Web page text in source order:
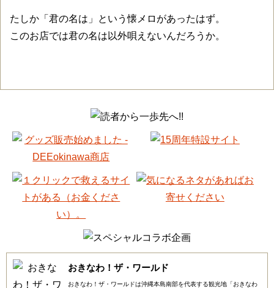
たしか「君の名は」という懐メロがあったはず。
このお店では君の名は以外唄えないんだろうか。
おきなわ！ザ・ワールド
おきなわ！ザ・ワールドは沖縄本島南部を代表する観光地「おきなわ